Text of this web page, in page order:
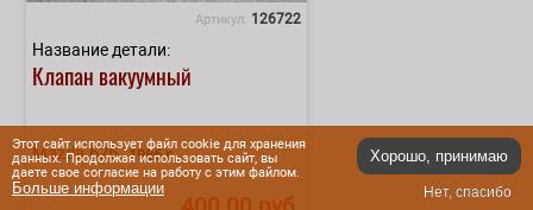
Артикул: 126722
Название детали:
Клапан вакуумный
Mazda 626 1986 г.
Этот сайт использует файл cookie для хранения
данных. Продолжая использовать сайт, вы
даете свое согласие на работу с этим файлом.
Больше информации
Хорошо, принимаю
Нет, спасибо